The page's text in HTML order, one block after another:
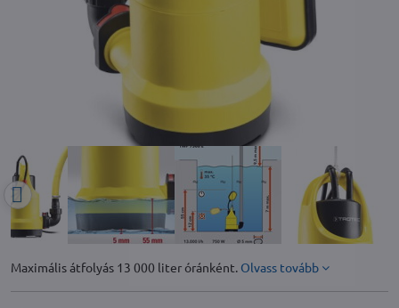
Maximális átfolyás 13 000 liter óránként. Olvass tovább